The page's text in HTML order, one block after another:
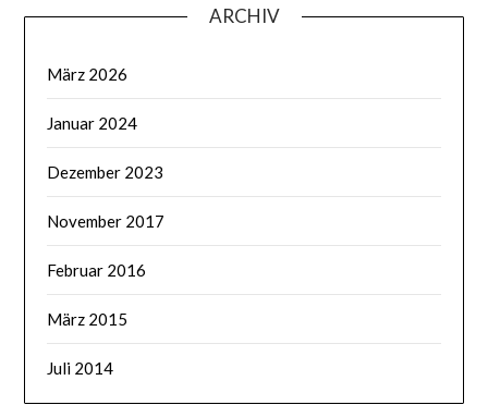
ARCHIV
März 2026
Januar 2024
Dezember 2023
November 2017
Februar 2016
März 2015
Juli 2014